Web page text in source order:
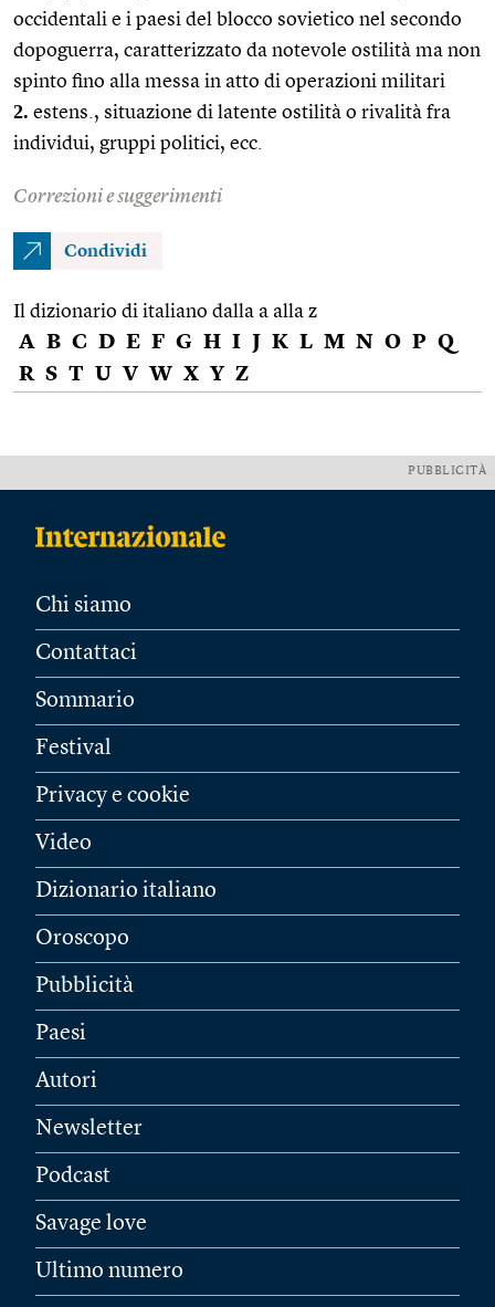
occidentali e i paesi del blocco sovietico nel secondo
dopoguerra, caratterizzato da notevole ostilità ma non
spinto fino alla messa in atto di operazioni militari
2. estens. , situazione di latente ostilità o rivalità fra
individui, gruppi politici, ecc.
Correzioni e suggerimenti
Condividi
Il dizionario di italiano dalla a alla z
A B C D E F G H I J K L M N O P Q
R S T U V W X Y Z
PUBBLICITÀ
Chi siamo
Contattaci
Sommario
Festival
Privacy e cookie
Video
Dizionario italiano
Oroscopo
Pubblicità
Paesi
Autori
Newsletter
Podcast
Savage love
Ultimo numero